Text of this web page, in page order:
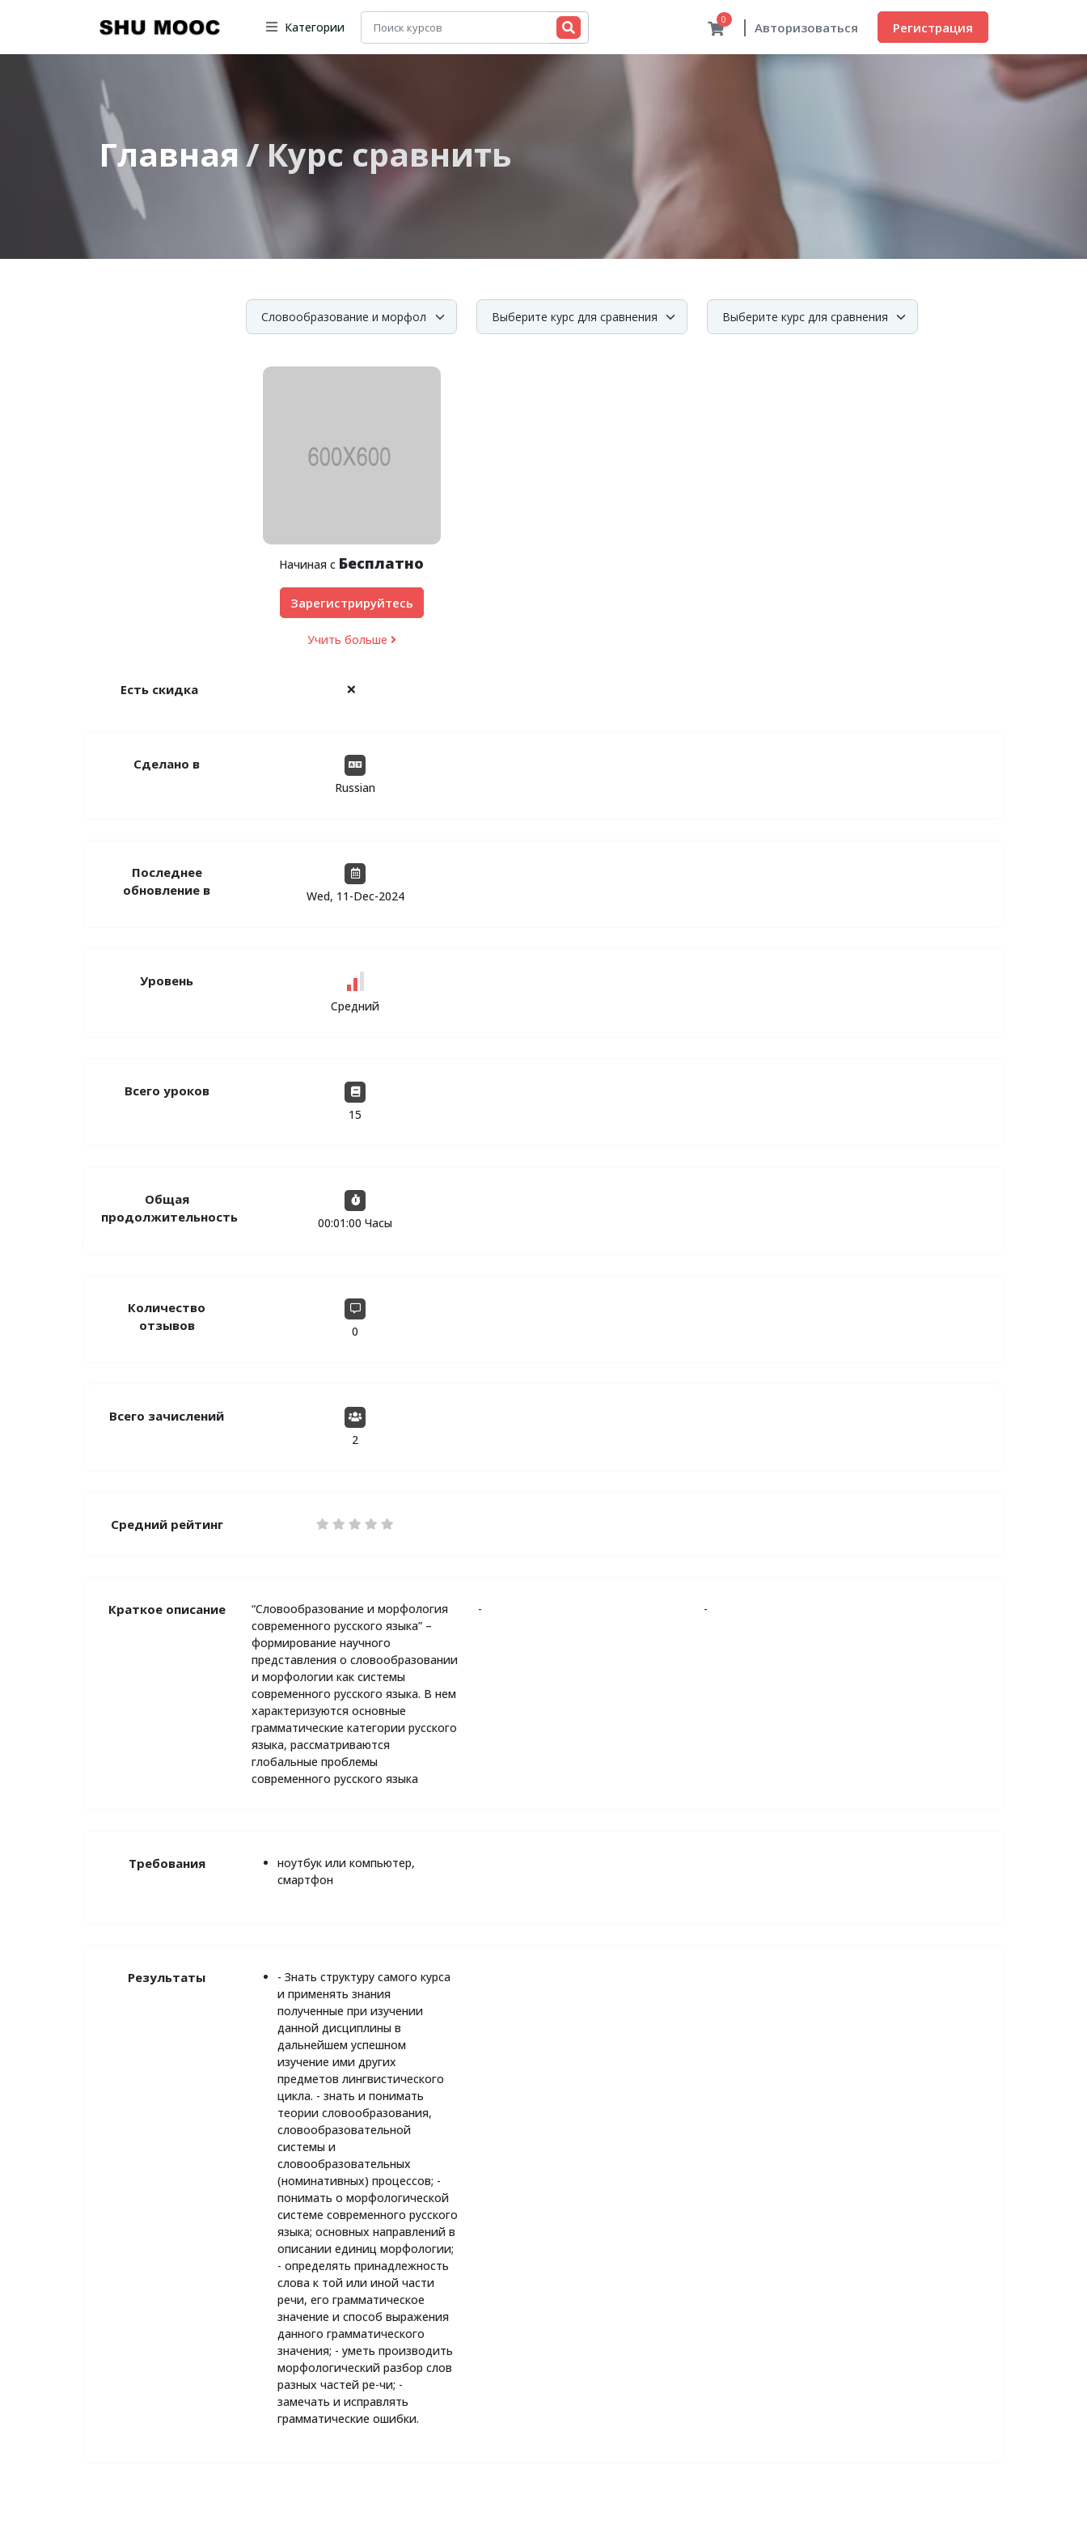
Категории
0
Авторизоваться Регистрация
Главная Курс сравнить
Начиная с Бесплатно
Зарегистрируйтесь
Учить больше
Есть скидка ❌
Сделано в
Russian
Последнее
обновление в
Wed, 11-Dec-2024
Уровень
Средний
Всего уроков
15
Общая
продолжительность
00:01:00 Часы
Количество
отзывов
0
Всего зачислений
2
Средний рейтинг
Краткое описание
“Словообразование и морфология
современного русского языка” –
формирование научного
представления о словообразовании
и морфологии как системы
современного русского языка. В нем
характеризуются основные
грамматические категории русского
языка, рассматриваются
глобальные проблемы
современного русского языка
- -
Требования
ноутбук или компьютер,
смартфон
Результаты
- Знать структуру самого курса
и применять знания
полученные при изучении
данной дисциплины в
дальнейшем успешном
изучение ими других
предметов лингвистического
цикла. - знать и понимать
теории словообразования,
словообразовательной
системы и
словообразовательных
(номинативных) процессов; -
понимать о морфологической
системе современного русского
языка; основных направлений в
описании единиц морфологии;
- определять принадлежность
слова к той или иной части
речи, его грамматическое
значение и способ выражения
данного грамматического
значения; - уметь производить
морфологический разбор слов
разных частей ре-чи; -
замечать и исправлять
грамматические ошибки.